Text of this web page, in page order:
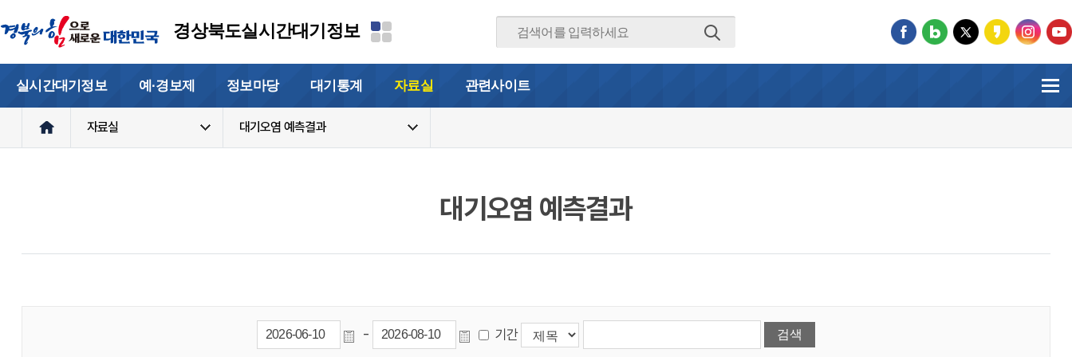
경상북도실시간대기정보
실시간대기정보 예·경보제 정보마당 대기통계 자료실 관련사이트
자료실 대기오염 예측결과
대기오염 예측결과
- 기간